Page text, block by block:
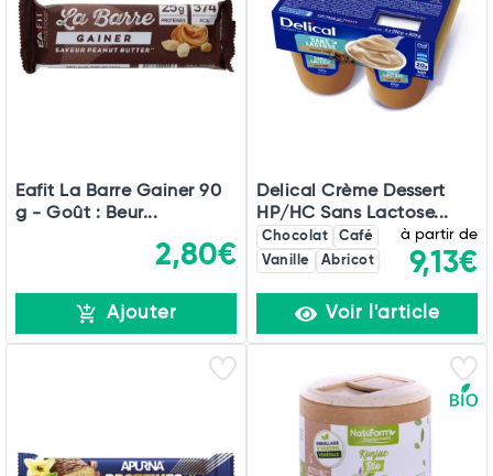
Eafit La Barre Gainer 90
g - Goût : Beur...
2,80€
Ajouter
Delical Crème Dessert
HP/HC Sans Lactose...
Chocolat
Café
Vanille
Abricot
à partir de
9,13€
Voir l'article